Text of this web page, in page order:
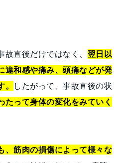
故直後だけではなく、 翌日以
違和感や痛み、頭痛などが発
したがって、事故直後の状
たって身体の変化をみていく
、筋肉の損傷によって様々な